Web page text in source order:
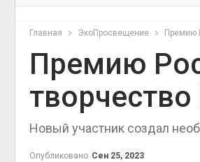
Главная ЭкоПросвещение Премию
Премию
Новый участник создал
Опубликовано Сен 25, 2023